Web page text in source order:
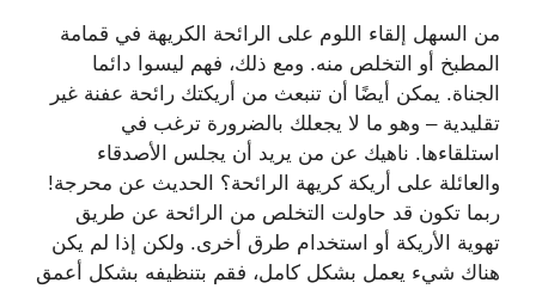
من السهل إلقاء اللوم على الرائحة الكريهة في قمامة
المطبخ أو التخلص منه. ومع ذلك، فهم ليسوا دائما
الجناة. يمكن أيضًا أن تنبعث من أريكتك رائحة عفنة غير
تقليدية – وهو ما لا يجعلك بالضرورة ترغب في
استلقاءها. ناهيك عن من يريد أن يجلس الأصدقاء
والعائلة على أريكة كريهة الرائحة؟ الحديث عن محرجة!
ربما تكون قد حاولت التخلص من الرائحة عن طريق
تهوية الأريكة أو استخدام طرق أخرى. ولكن إذا لم يكن
هناك شيء يعمل بشكل كامل، فقم بتنظيفه بشكل أعمق